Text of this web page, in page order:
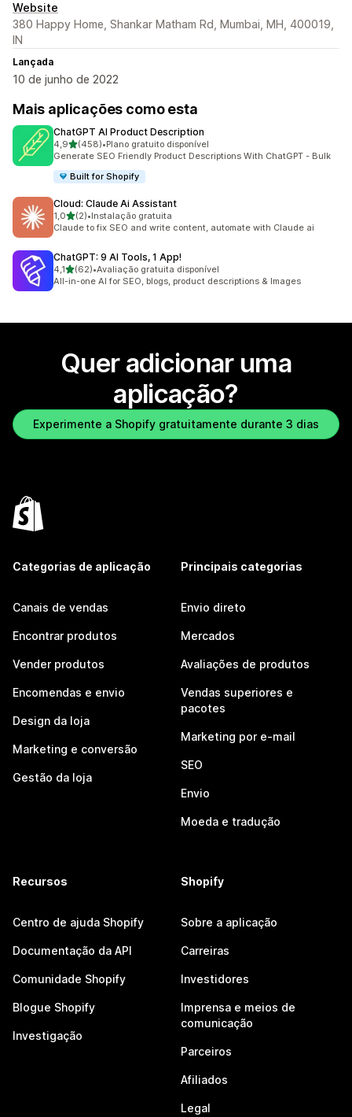
Website
380 Happy Home, Shankar Matham Rd, Mumbai, MH, 400019,
IN
Lançada
10 de junho de 2022
Mais aplicações como esta
ChatGPT AI Product Description
4,9de 5 estrelas
(458)
458 total de avaliações
•Plano gratuito disponível
Generate SEO Friendly Product Descriptions With ChatGPT - Bulk
Built for Shopify
Cloud: Claude Ai Assistant
1,0de 5 estrelas
(2)
2 total de avaliações
•Instalação gratuita
Claude to fix SEO and write content, automate with Claude ai
ChatGPT: 9 AI Tools, 1 App!
4,1de 5 estrelas
(62)
62 total de avaliações
•Avaliação gratuita disponível
All-in-one AI for SEO, blogs, product descriptions & Images
Quer adicionar uma
aplicação?
Experimente a Shopify gratuitamente durante 3 dias
Categorias de aplicação
Canais de vendas
Encontrar produtos
Vender produtos
Encomendas e envio
Design da loja
Marketing e conversão
Gestão da loja
Principais categorias
Envio direto
Mercados
Avaliações de produtos
Vendas superiores e
pacotes
Marketing por e-mail
SEO
Envio
Moeda e tradução
Recursos
Centro de ajuda Shopify
Documentação da API
Comunidade Shopify
Blogue Shopify
Investigação
Shopify
Sobre a aplicação
Carreiras
Investidores
Imprensa e meios de
comunicação
Parceiros
Afiliados
Legal